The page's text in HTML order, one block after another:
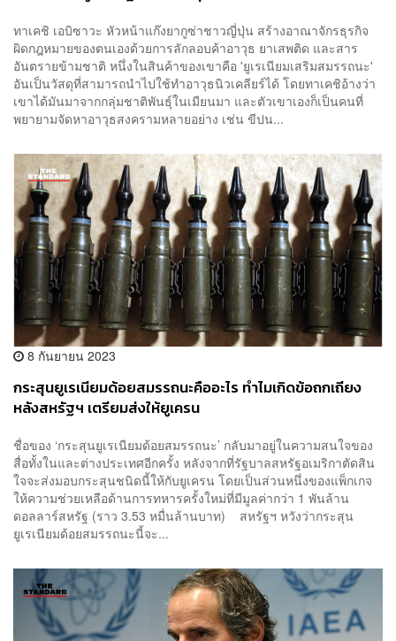
ทาเคชิ เอบิซาวะ หัวหน้าแก๊งยากูซ่าชาวญี่ปุ่น สร้างอาณาจักรธุรกิจ
ผิดกฎหมายของตนเองด้วยการลักลอบค้าอาวุธ ยาเสพติด และสาร
อันตรายข้ามชาติ หนึ่งในสินค้าของเขาคือ 'ยูเรเนียมเสริมสมรรถนะ'
อันเป็นวัสดุที่สามารถนำไปใช้ทำอาวุธนิวเคลียร์ได้ โดยทาเคชิอ้างว่า
เขาได้มันมาจากกลุ่มชาติพันธุ์ในเมียนมา และตัวเขาเองก็เป็นคนที่
พยายามจัดหาอาวุธสงครามหลายอย่าง เช่น ขีปน...
8 กันยายน 2023
กระสุนยูเรเนียมด้อยสมรรถนะคืออะไร ทำไมเกิดข้อถกเถียง
หลังสหรัฐฯ เตรียมส่งให้ยูเครน
ชื่อของ ‘กระสุนยูเรเนียมด้อยสมรรถนะ’ กลับมาอยู่ในความสนใจของ
สื่อทั้งในและต่างประเทศอีกครั้ง หลังจากที่รัฐบาลสหรัฐอเมริกาตัดสิน
ใจจะส่งมอบกระสุนชนิดนี้ให้กับยูเครน โดยเป็นส่วนหนึ่งของแพ็กเกจ
ให้ความช่วยเหลือด้านการทหารครั้งใหม่ที่มีมูลค่ากว่า 1 พันล้าน
ดอลลาร์สหรัฐ (ราว 3.53 หมื่นล้านบาท) สหรัฐฯ หวังว่ากระสุน
ยูเรเนียมด้อยสมรรถนะนี้จะ...